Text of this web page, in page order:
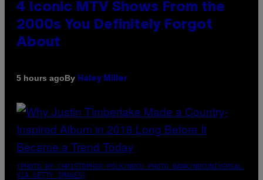
4 Iconic MTV Shows From the
2000s You Definitely Forgot
About
5 hours agoBy Haley Miller
(PHOTO BY CHRISTOPHER POLK/NBCU PHOTO BANK/NBCUNIVERSAL
VIA GETTY IMAGES)